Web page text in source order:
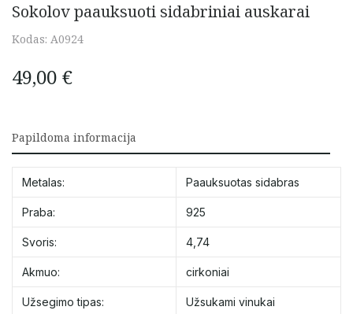
Sokolov paauksuoti sidabriniai auskarai
Kodas: A0924
49,00 €
Papildoma informacija
Metalas: Paauksuotas sidabras
Praba: 925
Svoris: 4,74
Akmuo: cirkoniai
Užsegimo tipas: Užsukami vinukai